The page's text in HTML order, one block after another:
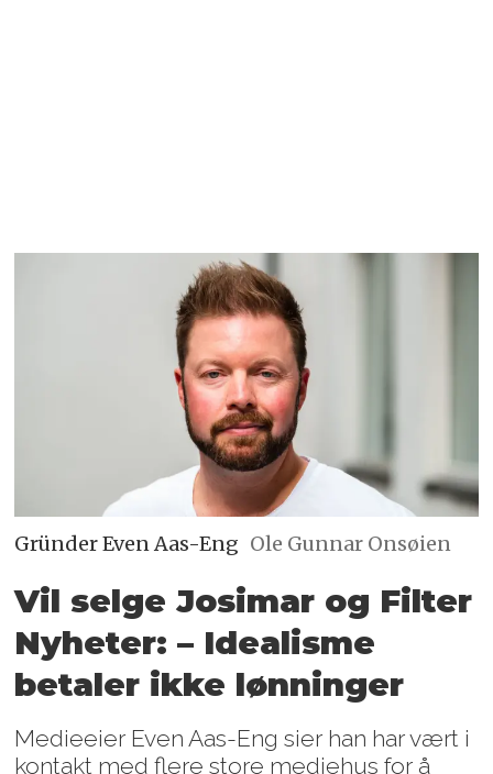
Gründer Even Aas-Eng Ole Gunnar Onsøien
Vil selge Josimar og Filter
Nyheter: – Idealisme
betaler ikke lønninger
Medieeier Even Aas-Eng sier han har vært i
kontakt med flere store mediehus for å